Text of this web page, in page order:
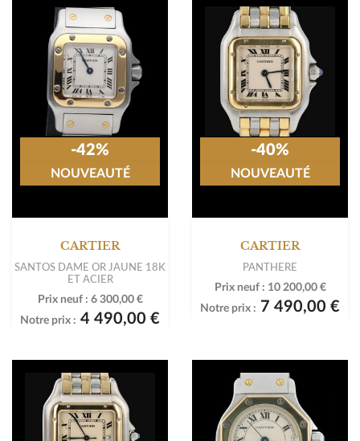
CARTIER
SANTOS DAME OR JAUNE 18K
ET ACIER
Prix neuf : 6 300,00 €
Notre prix : 4 490,00 €
-42%
NOUVEAUTÉ
CARTIER
PANTHERE
Prix neuf : 10 200,00 €
Notre prix : 7 490,00 €
-40%
NOUVEAUTÉ